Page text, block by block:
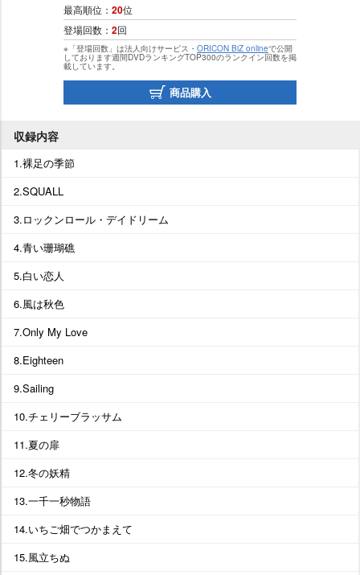
最高順位： 20位
登場回数： 2回
※「登場回数」は法人向けサービス・ ORICON BiZ onlineで公開
しております週間DVDランキングTOP300のランクイン回数を掲
載しています。
商品購入
収録内容
1.裸足の季節
2.SQUALL
3.ロックンロール・デイドリーム
4.青い珊瑚礁
5.白い恋人
6.風は秋色
7.Only My Love
8.Eighteen
9.Sailing
10.チェリーブラッサム
11.夏の扉
12.冬の妖精
13.一千一秒物語
14.いちご畑でつかまえて
15.風立ちぬ